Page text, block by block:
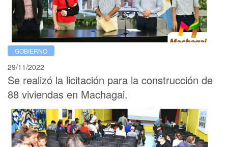
GOBIERNO
29/11/2022
Se realizó la licitación para la construcción de
88 viviendas en Machagai.